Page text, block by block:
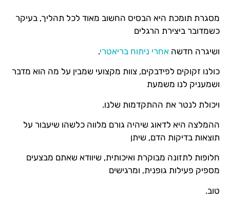
מסגרת תומכת היא הבסיס החשוב מאוד לכל תהליך, בעיקר
כשמדובר ביצירת הרגלים
ושיגרה חדשה אחרי ניתוח בריאטרי.
כולנו זקוקים לפידבקים, צוות מקצועי שמבין על מה הוא מדבר
ושמעניק לנו משמעת
ויכולת לנטר את ההתקדמות שלנו.
ההמלצה היא לדאוג שיהיה גורם מלווה כלשהו שיעבור על
תוצאות בדיקות הדם, שיתן
חלופות לתזונה מבוקרת ואיכותית, שיוודא שאתם מבצעים
מספיק פעילות גופנית, ומרגישים
טוב.